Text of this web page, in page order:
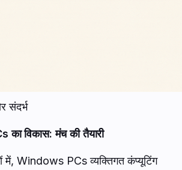
संदर्भ
विकास: मंच की तैयारी
में, Windows PCs व्यक्तिगत कंप्यूटिंग